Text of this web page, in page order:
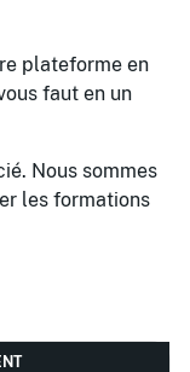
plateforme en
faut en un
Nous sommes
les formations